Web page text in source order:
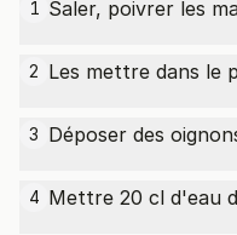
1 Saler, poivrer les
2 Les mettre dans le
3 Déposer des
4 Mettre 20 cl d'eau